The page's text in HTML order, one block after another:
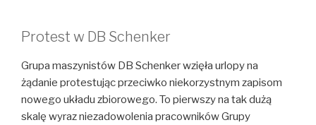
Protest w DB Schenker
Grupa maszynistów DB Schenker wzięła urlopy na
żądanie protestując przeciwko niekorzystnym zapisom
nowego układu zbiorowego. To pierwszy na tak dużą
skalę wyraz niezadowolenia pracowników Grupy